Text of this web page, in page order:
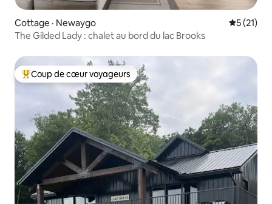
Cottage · Newaygo Note
5 (21)
The Gilded Lady : chalet au bord du lac Brooks
Coup de cœur voyageurs parmi les plus aimés
Coup de cœur voyageurs